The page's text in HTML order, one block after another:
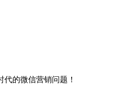
的微信营销问题！